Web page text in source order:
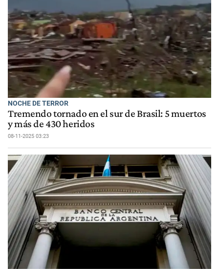
NOCHE DE TERROR
Tremendo tornado en el sur de Brasil: 5 muertos
y más de 430 heridos
08-11-2025 03:23